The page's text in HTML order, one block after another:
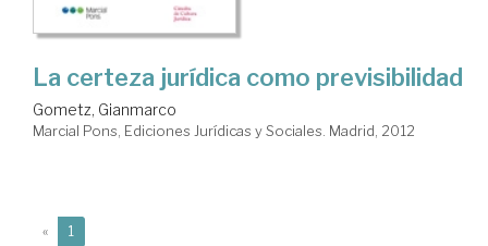
La certeza jurídica como previsibilidad
Gometz, Gianmarco
Marcial Pons, Ediciones Jurídicas y Sociales. Madrid, 2012
« 1